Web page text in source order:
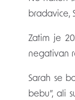
bradavice,
Zatim je
negativan
Sarah se
bebu”, ali